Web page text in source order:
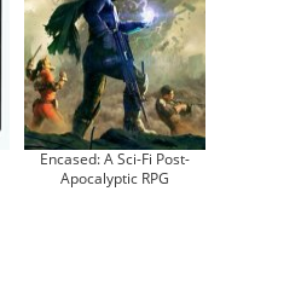
Encased: A Sci-Fi Post-
Apocalyptic RPG